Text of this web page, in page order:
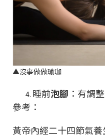
▲沒事做做瑜珈
睡前泡腳 ：有調
參考：
黃帝內經二十四節氣